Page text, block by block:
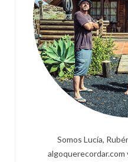
Somos Lucía,